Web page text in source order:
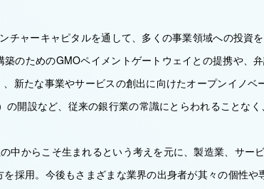
チャーキャピタルを通して、多くの事業領域への投資
のためのGMOペイメントゲートウェイとの提携や、
新たな事業やサービスの創出に向けたオープンイノベ
の開設など、従来の銀行業の常識にとらわれることなく
中からこそ生まれるという考えを元に、製造業、サー
採用。今後もさまざまな業界の出身者が其々の個性や